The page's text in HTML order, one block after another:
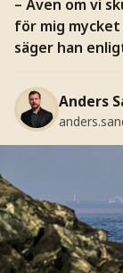
– Även om vi
för mig
säger han
Anders